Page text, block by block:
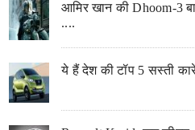
आमिर खान की Dhoom-3
....
ये हैं देश की टॉप 5 सस्ती